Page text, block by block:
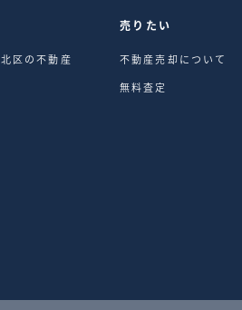
北区の不動産
売りたい
不動産売却について
無料査定